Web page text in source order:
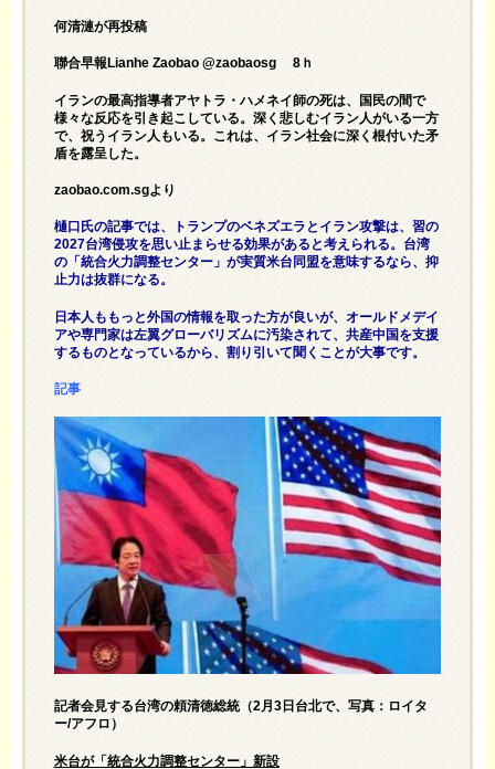
何清漣が再投稿
聯合早報Lianhe Zaobao @zaobaosg 8ｈ
イランの最高指導者アヤトラ・ハメネイ師の死は、国民の間で
様々な反応を引き起こしている。深く悲しむイラン人がいる一方
で、祝うイラン人もいる。これは、イラン社会に深く根付いた矛
盾を露呈した。
zaobao.com.sgより
樋口氏の記事では、トランプのベネズエラとイラン攻撃は、習の
2027台湾侵攻を思い止まらせる効果があると考えられる。台湾
の「統合火力調整センター」が実質米台同盟を意味するなら、抑
止力は抜群になる。
日本人ももっと外国の情報を取った方が良いが、オールドメデイ
アや専門家は左翼グローバリズムに汚染されて、共産中国を支援
するものとなっているから、割り引いて聞くことが大事です。
記事
記者会見する台湾の頼清徳総統（2月3日台北で、写真：ロイタ
ー/アフロ）
米台が「統合火力調整センター」新設